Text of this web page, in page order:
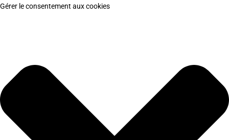
Gérer le consentement aux cookies